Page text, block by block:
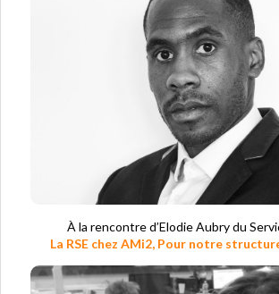
À la rencontre d’Elodie Aubry du
La RSE chez AMi2, Pour notre